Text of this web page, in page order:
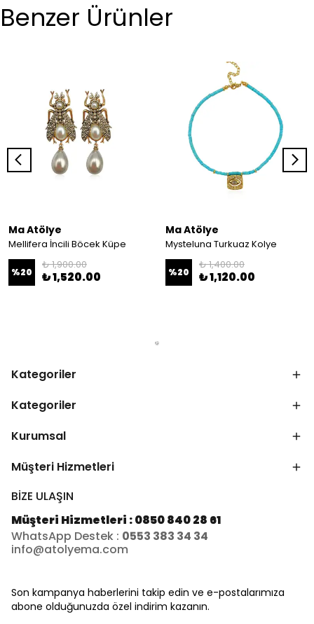
Benzer Ürünler
Ma Atölye
Mellifera İncili Böcek Küpe
%20
₺ 1,900.00
₺ 1,520.00
Ma Atölye
Mysteluna Turkuaz Kolye
%20
₺ 1,400.00
₺ 1,120.00
Kategoriler
Kategoriler
Kurumsal
Müşteri Hizmetleri
BİZE ULAŞIN
Müşteri Hizmetleri : 0850 840 28 61
WhatsApp Destek : 0553 383 34 34
info@atolyema.com
Son kampanya haberlerini takip edin ve e-postalarımıza
abone olduğunuzda özel indirim kazanın.